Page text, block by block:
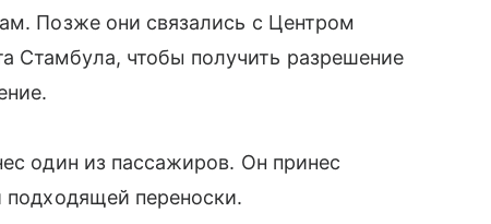
Позже они связались с Центром
Стамбула, чтобы получить разрешение
один из пассажиров. Он принес
подходящей переноски.